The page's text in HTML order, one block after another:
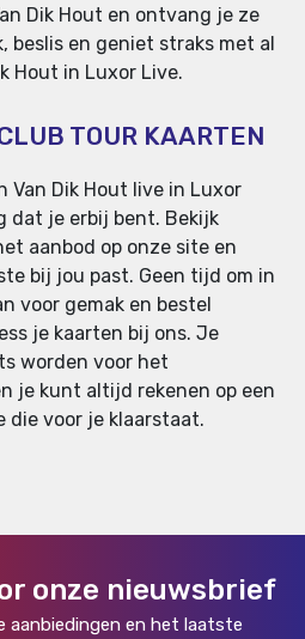
Dik Hout en ontvang je ze
beslis en geniet straks met al
Hout in Luxor Live.
TOUR KAARTEN
Dik Hout live in Luxor
dat je erbij bent. Bekijk
aanbod op onze site en
bij jou past. Geen tijd om in
voor gemak en bestel
je kaarten bij ons. Je
worden voor het
je kunt altijd rekenen op een
die voor je klaarstaat.
onze nieuwsbrief
aanbiedingen en het laatste